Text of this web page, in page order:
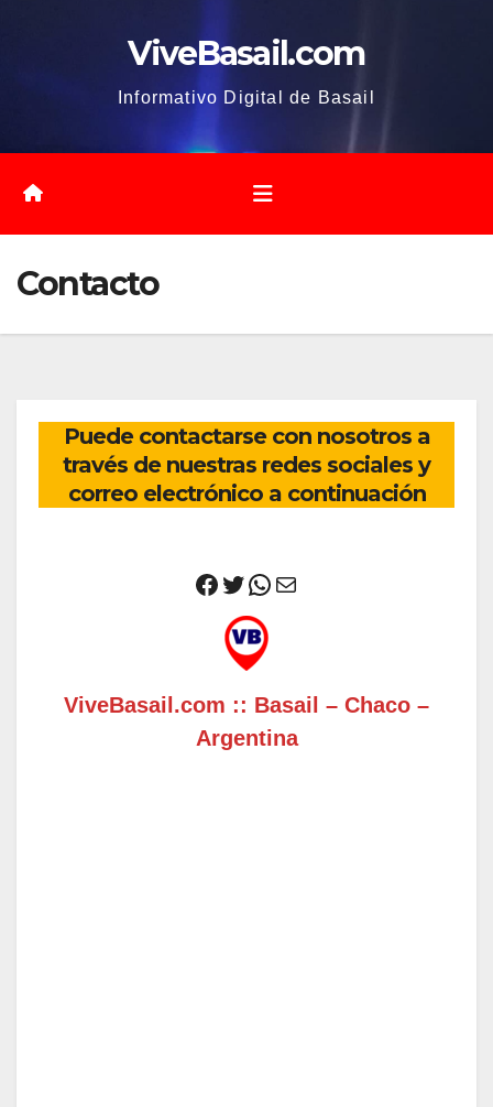
ViveBasail.com
Informativo Digital de Basail
Contacto
Puede contactarse con nosotros a
través de nuestras redes sociales y
correo electrónico a continuación
Facebook
Twitter
WhatsApp
Correo electrónico
ViveBasail.com :: Basail – Chaco –
Argentina